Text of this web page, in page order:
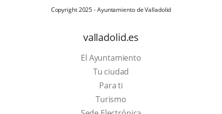
Copyright 2025 - Ayuntamiento de Valladolid
valladolid.es
El Ayuntamiento
Tu ciudad
Para ti
TurismoThis